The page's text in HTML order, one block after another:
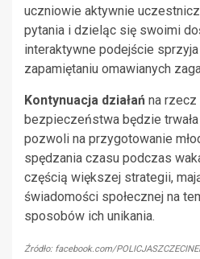
uczniowie aktywnie
pytania i dzieląc się swoimi
interaktywne podejście
zapamiętaniu omawianych
Kontynuacja działań na rzecz
bezpieczeństwa będzie
pozwoli na przygotowanie
spędzania czasu podczas
częścią większej strategii,
świadomości społecznej na
sposobów ich unikania.
Źródło: facebook.com/